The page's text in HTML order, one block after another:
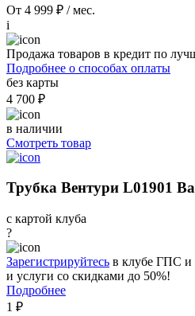
От 4 999 ₽ / мес.
i
Продажа товаров в кредит по
Подробнее о способах оплаты
без карты
4 700 ₽
в наличии
Смотреть товар
Трубка Вентури L01901
с картой клуба
?
Зарегистрируйтесь в клубе ГПС и
и услуги со скидками до 50%!
Подробнее
1 ₽